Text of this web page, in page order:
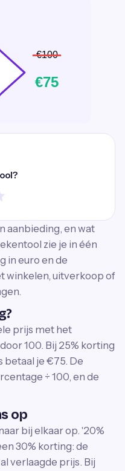
aanbieding, en wat
zie je in één
in euro en de
winkelen, uitverkoop of
prijs met het
100. Bij 25% korting
betaal je €75. De
÷ 100, en de
op
bij elkaar op. '20%
30% korting: de
verlaagde prijs. Bij